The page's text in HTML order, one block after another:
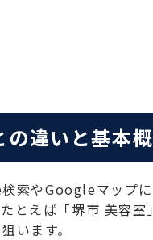
違いと基本
索やGoogleマップ
とえば「堺市 美容
います。